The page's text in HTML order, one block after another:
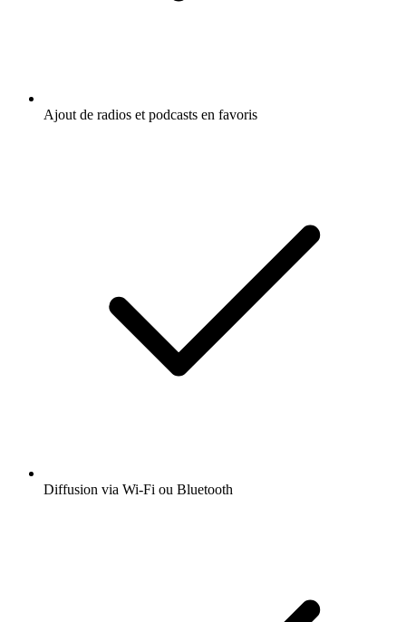
Ajout de radios et podcasts en favoris
Diffusion via Wi-Fi ou Bluetooth